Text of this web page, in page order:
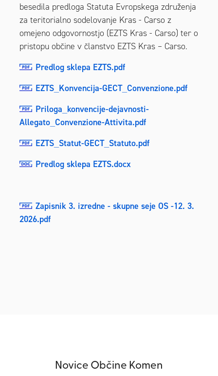
besedila predloga Statuta Evropskega združenja
za teritorialno sodelovanje Kras - Carso z
omejeno odgovornostjo (EZTS Kras - Carso) ter o
pristopu občine v članstvo EZTS Kras – Carso.
Predlog sklepa EZTS.pdf
EZTS_Konvencija-GECT_Convenzione.pdf
Priloga_konvencije-dejavnosti-
Allegato_Convenzione-Attivita.pdf
EZTS_Statut-GECT_Statuto.pdf
Predlog sklepa EZTS.docx
Zapisnik 3. izredne - skupne seje OS -12. 3.
2026.pdf
Novice Občine Komen